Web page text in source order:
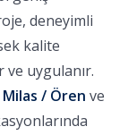
deneyimli
kalite
uygulanır.
/ Ören ve